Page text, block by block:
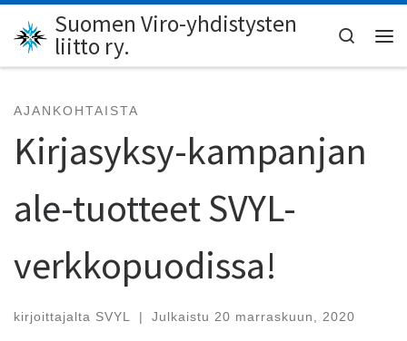
Skip to content
Suomen Viro-yhdistysten
liitto ry.
Search
AJANKOHTAISTA
Kirjasyksy-kampanjan
ale-tuotteet SVYL-
verkkopuodissa!
kirjoittajalta SVYL | Julkaistu 20 marraskuun, 2020